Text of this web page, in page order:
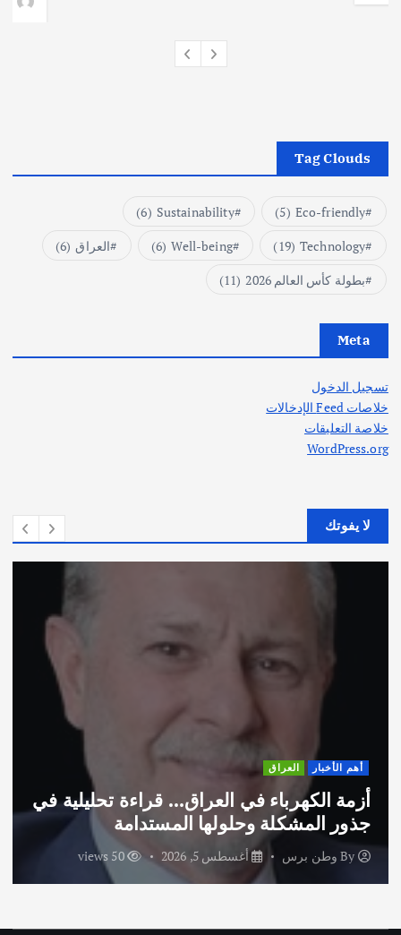
Tag Clouds
Eco-friendly
(5)
Sustainability
(6)
Technology
(19)
Well-being
(6) العراق (6)
بطولة كأس العالم 2026
(11)
Meta
تسجيل الدخول
خلاصات Feed الإدخالات
خلاصة التعليقات
WordPress.org
لا يفوتك
العراق
في العراق… قراءة تحليلية في
وحلولها المستدامة
برس أغسطس 5, 2026 50 views
اختتام